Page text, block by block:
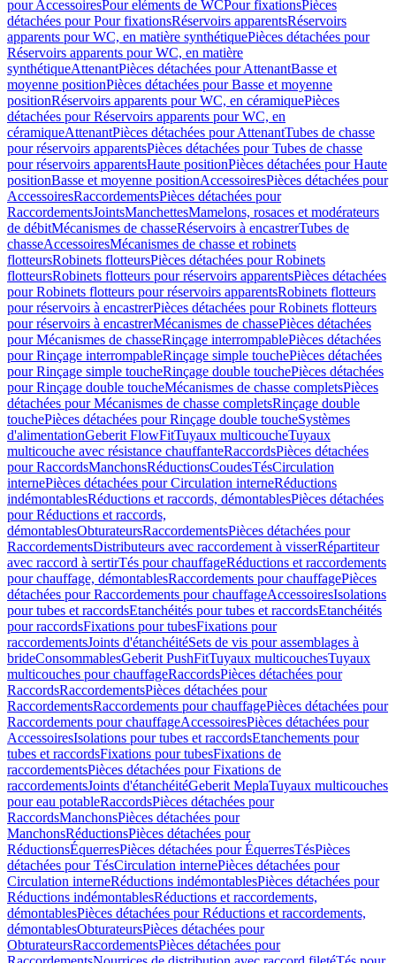
pour AccessoiresPour eléments de WCPour fixationsPièces
détachées pour Pour fixationsRéservoirs apparentsRéservoirs
apparents pour WC, en matière synthétiquePièces détachées pour
Réservoirs apparents pour WC, en matière
synthétiqueAttenantPièces détachées pour AttenantBasse et
moyenne positionPièces détachées pour Basse et moyenne
positionRéservoirs apparents pour WC, en céramiquePièces
détachées pour Réservoirs apparents pour WC, en
céramiqueAttenantPièces détachées pour AttenantTubes de chasse
pour réservoirs apparentsPièces détachées pour Tubes de chasse
pour réservoirs apparentsHaute positionPièces détachées pour Haute
positionBasse et moyenne positionAccessoiresPièces détachées pour
AccessoiresRaccordementsPièces détachées pour
RaccordementsJointsManchettesMamelons, rosaces et modérateurs
de débitMécanismes de chasseRéservoirs à encastrerTubes de
chasseAccessoiresMécanismes de chasse et robinets
flotteursRobinets flotteursPièces détachées pour Robinets
flotteursRobinets flotteurs pour réservoirs apparentsPièces détachées
pour Robinets flotteurs pour réservoirs apparentsRobinets flotteurs
pour réservoirs à encastrerPièces détachées pour Robinets flotteurs
pour réservoirs à encastrerMécanismes de chassePièces détachées
pour Mécanismes de chasseRinçage interrompablePièces détachées
pour Rinçage interrompableRinçage simple touchePièces détachées
pour Rinçage simple toucheRinçage double touchePièces détachées
pour Rinçage double toucheMécanismes de chasse completsPièces
détachées pour Mécanismes de chasse completsRinçage double
touchePièces détachées pour Rinçage double toucheSystèmes
d'alimentationGeberit FlowFitTuyaux multicoucheTuyaux
multicouche avec résistance chauffanteRaccordsPièces détachées
pour RaccordsManchonsRéductionsCoudesTésCirculation
internePièces détachées pour Circulation interneRéductions
indémontablesRéductions et raccords, démontablesPièces détachées
pour Réductions et raccords,
démontablesObturateursRaccordementsPièces détachées pour
RaccordementsDistributeurs avec raccordement à visserRépartiteur
avec raccord à sertirTés pour chauffageRéductions et raccordements
pour chauffage, démontablesRaccordements pour chauffagePièces
détachées pour Raccordements pour chauffageAccessoiresIsolations
pour tubes et raccordsEtanchéités pour tubes et raccordsEtanchéités
pour raccordsFixations pour tubesFixations pour
raccordementsJoints d'étanchéitéSets de vis pour assemblages à
brideConsommablesGeberit PushFitTuyaux multicouchesTuyaux
multicouches pour chauffageRaccordsPièces détachées pour
RaccordsRaccordementsPièces détachées pour
RaccordementsRaccordements pour chauffagePièces détachées pour
Raccordements pour chauffageAccessoiresPièces détachées pour
AccessoiresIsolations pour tubes et raccordsEtanchements pour
tubes et raccordsFixations pour tubesFixations de
raccordementsPièces détachées pour Fixations de
raccordementsJoints d'étanchéitéGeberit MeplaTuyaux multicouches
pour eau potableRaccordsPièces détachées pour
RaccordsManchonsPièces détachées pour
ManchonsRéductionsPièces détachées pour
RéductionsÉquerresPièces détachées pour ÉquerresTésPièces
détachées pour TésCirculation internePièces détachées pour
Circulation interneRéductions indémontablesPièces détachées pour
Réductions indémontablesRéductions et raccordements,
démontablesPièces détachées pour Réductions et raccordements,
démontablesObturateursPièces détachées pour
ObturateursRaccordementsPièces détachées pour